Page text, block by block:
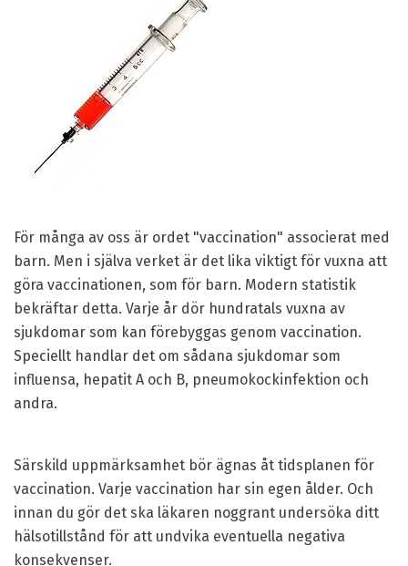
För många av oss är ordet "vaccination" associerat med
barn. Men i själva verket är det lika viktigt för vuxna att
göra vaccinationen, som för barn. Modern statistik
bekräftar detta. Varje år dör hundratals vuxna av
sjukdomar som kan förebyggas genom vaccination.
Speciellt handlar det om sådana sjukdomar som
influensa, hepatit A och B, pneumokockinfektion och
andra.
Särskild uppmärksamhet bör ägnas åt tidsplanen för
vaccination. Varje vaccination har sin egen ålder. Och
innan du gör det ska läkaren noggrant undersöka ditt
hälsotillstånd för att undvika eventuella negativa
konsekvenser.